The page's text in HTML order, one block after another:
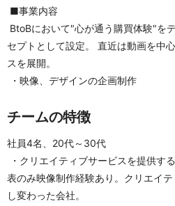
■事業内容
セプトとして設定。 直近は動画を中
スを展開。
・映像、デザインの企画制作
チームの特徴
社員4名、20代～30代
表のみ映像制作経験あり。クリエイ
し変わった会社。